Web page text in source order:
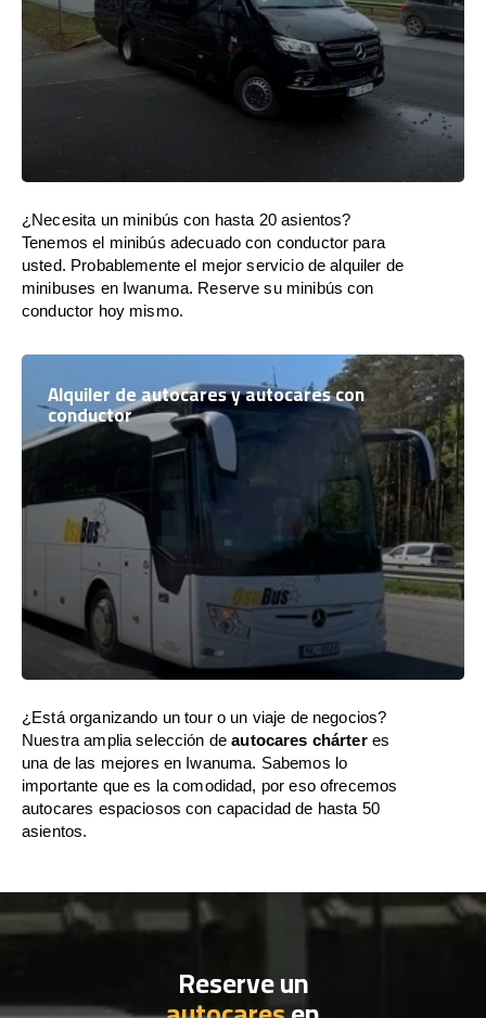
¿Necesita un minibús con hasta 20 asientos?
Tenemos el minibús adecuado con conductor para
usted. Probablemente el mejor servicio de alquiler de
minibuses en Iwanuma. Reserve su minibús con
conductor hoy mismo.
Alquiler de autocares y autocares con
conductor
¿Está organizando un tour o un viaje de negocios?
Nuestra amplia selección deautocares chárteres
una de las mejores en Iwanuma. Sabemos lo
importante que es la comodidad, por eso ofrecemos
autocares espaciosos con capacidad de hasta 50
asientos.
Reserve un